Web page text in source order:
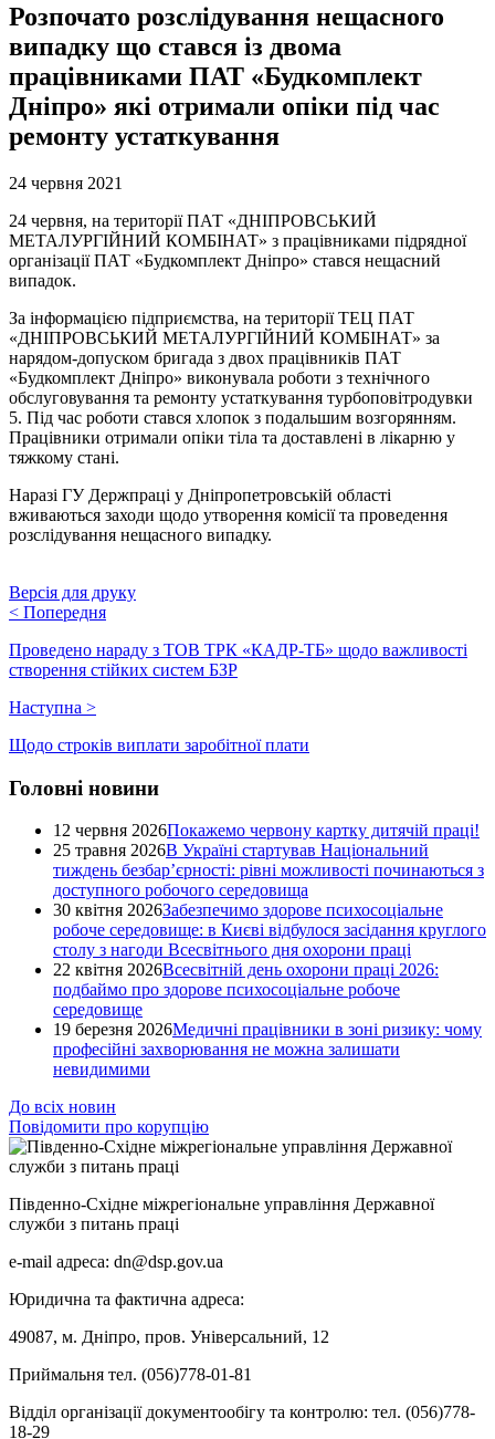
Розпочато розслідування нещасного
випадку що стався із двома
працівниками ПАТ «Будкомплект
Дніпро» які отримали опіки під час
ремонту устаткування
24 червня 2021
24 червня, на території ПАТ «ДНІПРОВСЬКИЙ
МЕТАЛУРГІЙНИЙ КОМБІНАТ» з працівниками підрядної
організації ПАТ «Будкомплект Дніпро» стався нещасний
випадок.
За інформацією підприємства, на території ТЕЦ ПАТ
«ДНІПРОВСЬКИЙ МЕТАЛУРГІЙНИЙ КОМБІНАТ» за
нарядом-допуском бригада з двох працівників ПАТ
«Будкомплект Дніпро» виконувала роботи з технічного
обслуговування та ремонту устаткування турбоповітродувки
5. Під час роботи стався хлопок з подальшим возгорянням.
Працівники отримали опіки тіла та доставлені в лікарню у
тяжкому стані.
Наразі ГУ Держпраці у Дніпропетровській області
вживаються заходи щодо утворення комісії та проведення
розслідування нещасного випадку.
Версія для друку
< Попередня
Проведено нараду з ТОВ ТРК «КАДР-ТБ» щодо важливості
створення стійких систем БЗР
Наступна >
Щодо строків виплати заробітної плати
Головні новини
12 червня 2026Покажемо червону картку дитячій праці!
25 травня 2026В Україні стартував Національний
тиждень безбар’єрності: рівні можливості починаються з
доступного робочого середовища
30 квітня 2026Забезпечимо здорове психосоціальне
робоче середовище: в Києві відбулося засідання круглого
столу з нагоди Всесвітнього дня охорони праці
22 квітня 2026Всесвітній день охорони праці 2026:
подбаймо про здорове психосоціальне робоче
середовище
19 березня 2026Медичні працівники в зоні ризику: чому
професійні захворювання не можна залишати
невидимими
До всіх новин
Повідомити про корупцію
Південно-Східне міжрегіональне управління Державної
служби з питань праці
e-mail адреса: dn@dsp.gov.ua
Юридична та фактична адреса:
49087, м. Дніпро, пров. Універсальний, 12
Приймальня тел. (056)778-01-81
Відділ організації документообігу та контролю: тел. (056)778-
18-29